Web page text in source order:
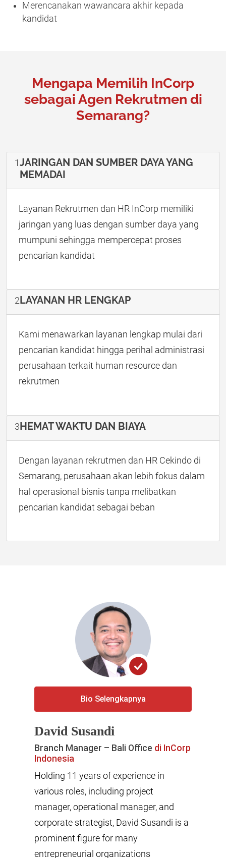
Merencanakan wawancara akhir kepada
kandidat
Mengapa Memilih InCorp
sebagai Agen Rekrutmen di
Semarang?
1 JARINGAN DAN SUMBER DAYA YANG
MEMADAI
Layanan Rekrutmen dan HR InCorp memiliki
jaringan yang luas dengan sumber daya yang
mumpuni sehingga mempercepat proses
pencarian kandidat
2LAYANAN HR LENGKAP
Kami menawarkan layanan lengkap mulai dari
pencarian kandidat hingga perihal administrasi
perusahaan terkait human resource dan
rekrutmen
3HEMAT WAKTU DAN BIAYA
Dengan layanan rekrutmen dan HR Cekindo di
Semarang, perusahaan akan lebih fokus dalam
hal operasional bisnis tanpa melibatkan
pencarian kandidat sebagai beban
Bio Selengkapnya
David Susandi
Branch Manager – Bali Office di InCorp
Indonesia
Holding 11 years of experience in
various roles, including project
manager, operational manager, and
corporate strategist, David Susandi is a
prominent figure for many
entrepreneurial organizations